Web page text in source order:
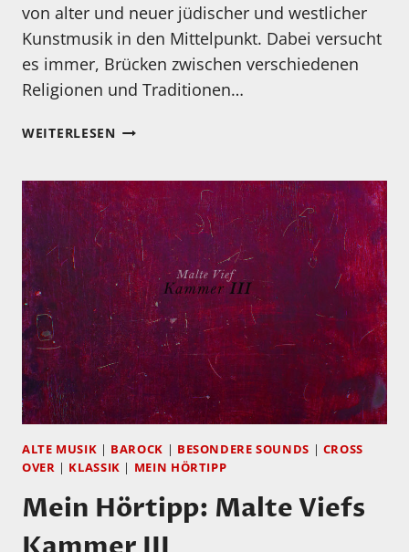
von alter und neuer jüdischer und westlicher
Kunstmusik in den Mittelpunkt. Dabei versucht
es immer, Brücken zwischen verschiedenen
Religionen und Traditionen…
WEITERLESEN10.
FESTIVAL,
BASEL
ALTE MUSIK | BAROCK | BESONDERE SOUNDS | CROSS
OVER | KLASSIK | MEIN HÖRTIPP
Mein Hörtipp: Malte Viefs